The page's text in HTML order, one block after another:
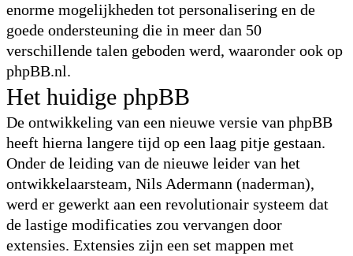
enorme mogelijkheden tot personalisering en de
goede ondersteuning die in meer dan 50
verschillende talen geboden werd, waaronder ook op
phpBB.nl.
Het huidige phpBB
De ontwikkeling van een nieuwe versie van phpBB
heeft hierna langere tijd op een laag pitje gestaan.
Onder de leiding van de nieuwe leider van het
ontwikkelaarsteam, Nils Adermann (naderman),
werd er gewerkt aan een revolutionair systeem dat
de lastige modificaties zou vervangen door
extensies. Extensies zijn een set mappen met